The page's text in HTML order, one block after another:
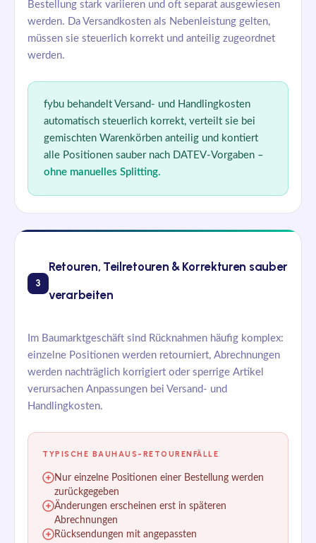
Bestellung stark variieren und oft separat ausgewiesen
werden. Da Versandkosten als Nebenleistung gelten,
müssen sie steuerlich korrekt und anteilig zugeordnet
werden.
fybu behandelt Versand- und Handlingkosten
automatisch steuerlich korrekt, verteilt sie bei
gemischten Warenkörben anteilig und kontiert
alle Positionen sauber nach DATEV-Vorgaben –
ohne manuelles Splitting.
3
Retouren, Teilretouren & Korrekturen sauber
verarbeiten
Im Baumarktgeschäft sind Rücknahmen häufig komplex:
einzelne Positionen werden retourniert, Abrechnungen
werden nachträglich korrigiert oder sperrige Artikel
verursachen Anpassungen bei Versand- und
Handlingkosten.
TYPISCHE BAUHAUS-RETOURENFÄLLE
Nur einzelne Positionen einer Bestellung werden
zurückgegeben
Änderungen erscheinen erst in späteren
Abrechnungen
Rücksendungen mit angepassten